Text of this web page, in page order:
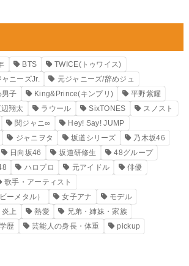
BTS
TWICE(トゥワイス)
ャニーズJr.
元ジャニーズ/辞めジュ
男子 King&Prince(キンプリ)
平野紫耀
翔太 ラウール SixTONES
スノスト
関ジャニ∞
Hey! Say! JUMP
ジャニヲタ 坂道シリーズ
乃木坂46
日向坂46 坂道研修生
48グループ
ハロプロ 元アイドル
俳優
歌手・アーティスト
ーメタル）
女子アナ
モデル
炎上 熱愛
兄弟・姉妹・家族
歴
芸能人の身長・体重 pickup